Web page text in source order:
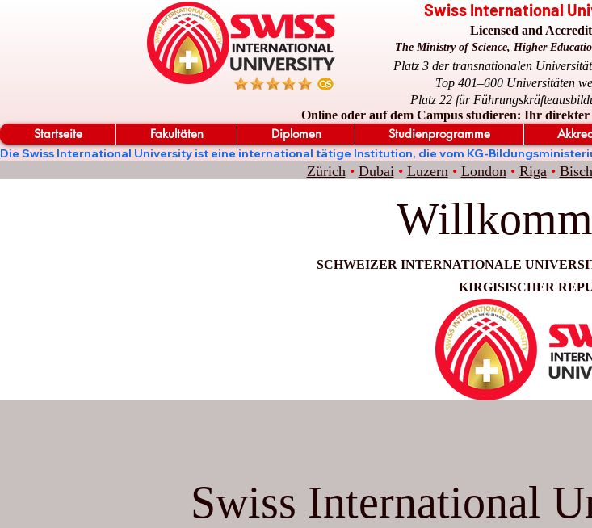
Swiss International
Licensed and
The Ministry of Science, Higher
Platz 3 der transnationalen
Top 401–600 Universitäten
Platz 22 für
Online oder auf dem Campus studieren: Ihr direkter
Startseite Fakultäten Diplomen Studienprogramme
Die Swiss International University ist eine international tätige Institution, die vom KG-
Zürich • Dubai • Luzern • London • Riga •
SCHWEIZER INTERNATIONALE
KIRGISISCHER
Swiss International